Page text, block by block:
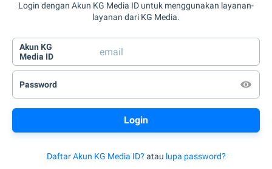
Login dengan Akun KG Media ID untuk menggunakan layanan-
layanan dari KG Media.
Akun KG
Media ID
Password
Daftar Akun KG Media ID? atau lupa password?